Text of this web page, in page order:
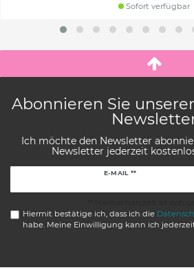
Sofort verfügbar
Abonnieren Sie
Ich möchte den Newsletter
Newsletter jederzeit
E-MAIL **
Hiermit bestätige ich, dass ich die
habe. Meine Einwilligung kann ich